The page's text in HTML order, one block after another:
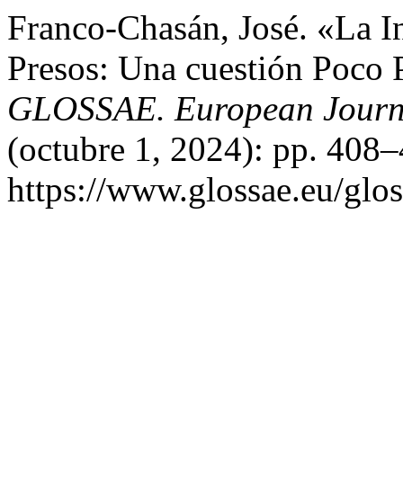
Franco-Chasán, José. «La
Presos: Una cuestión
GLOSSAE. European
(octubre 1, 2024): pp.
https://www.glossae.eu/